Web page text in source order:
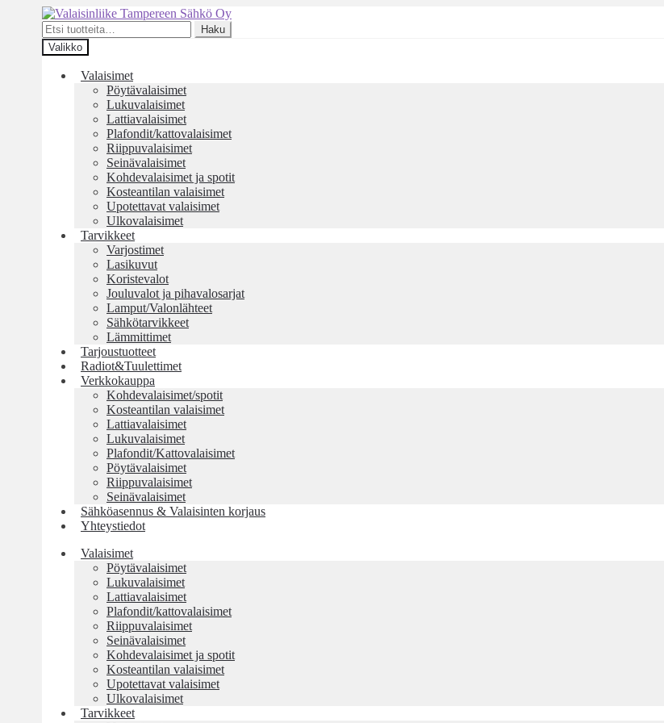
Siirry
navigointiin
Siirry
sisältöön
Etsi:
Haku
Valikko
Valaisimet
Pöytävalaisimet
Lukuvalaisimet
Lattiavalaisimet
Plafondit/kattovalaisimet
Riippuvalaisimet
Seinävalaisimet
Kohdevalaisimet ja spotit
Kosteantilan valaisimet
Upotettavat valaisimet
Ulkovalaisimet
Tarvikkeet
Varjostimet
Lasikuvut
Koristevalot
Jouluvalot ja pihavalosarjat
Lamput/Valonlähteet
Sähkötarvikkeet
Lämmittimet
Tarjoustuotteet
Radiot&Tuulettimet
Verkkokauppa
Kohdevalaisimet/spotit
Kosteantilan valaisimet
Lattiavalaisimet
Lukuvalaisimet
Plafondit/Kattovalaisimet
Pöytävalaisimet
Riippuvalaisimet
Seinävalaisimet
Sähköasennus & Valaisinten korjaus
Yhteystiedot
Valaisimet
Pöytävalaisimet
Lukuvalaisimet
Lattiavalaisimet
Plafondit/kattovalaisimet
Riippuvalaisimet
Seinävalaisimet
Kohdevalaisimet ja spotit
Kosteantilan valaisimet
Upotettavat valaisimet
Ulkovalaisimet
Tarvikkeet